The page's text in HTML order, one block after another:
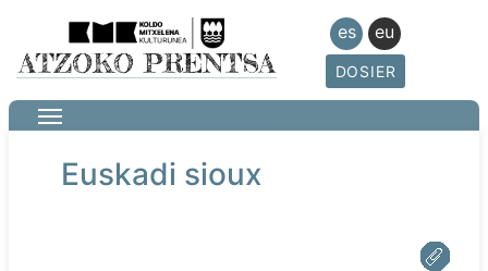
es eu
DOSIER
Euskadi sioux